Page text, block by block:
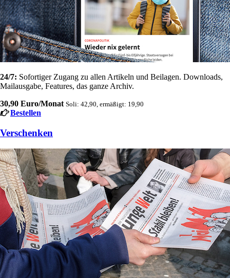
24/7: Sofortiger Zugang zu allen Artikeln und Beilagen. Downloads,
Mailausgabe, Features, das ganze Archiv.
30,90 Euro/Monat Soli: 42,90, ermäßigt: 19,90
Bestellen
Verschenken